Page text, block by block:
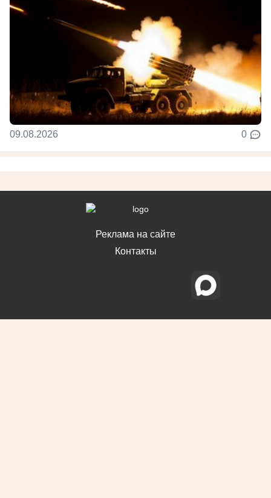
09.08.2026 0
Реклама на сайте
Контакты